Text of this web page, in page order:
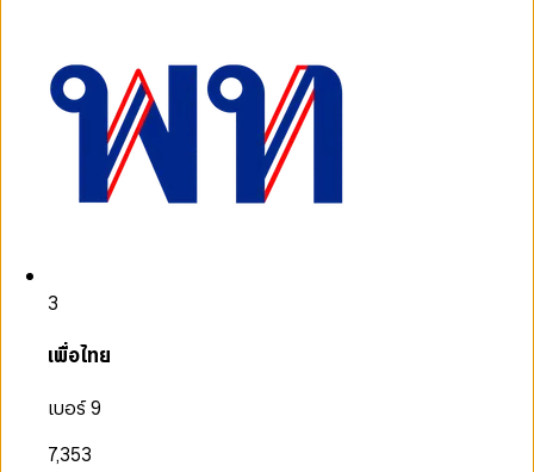
3
เพื่อไทย
เบอร์ 9
7,353